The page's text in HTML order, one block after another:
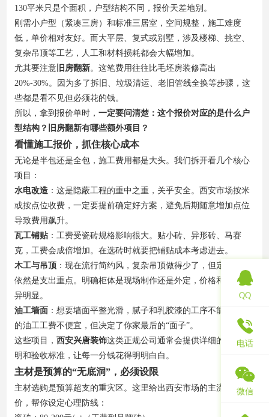
130平米只是个面积，户型结构不同，报价天差地别。
刚需小户型（紧凑三房）和标准三居室，空间规整，施工难度
低，单价相对友好。而大平层、复式或别墅，涉及楼梯、挑空、
复杂吊顶等工艺，人工和材料损耗都会大幅增加。
尤其要注意旧房翻新。这笔费用往往比毛坯房装修高出
20%-30%。因为多了拆旧、垃圾清运、老旧管线全换等步骤，这
些都是看不见但必须花的钱。
所以，拿到报价单时， 一定要问清楚：这个报价对应的是什么户
型结构？旧房翻新有哪些额外项目？
看懂施工报价，抓住核心成本
无论是半包还是全包，施工费用都是大头。我们拆开看几个核心
项目：
水电改造：这是隐蔽工程的重中之重，关乎安全。西安市场按米
或按点位收费，一定要提前确定好方案，避免后期随意增加点位
导致费用飙升。
瓦工铺贴：工费受瓷砖规格影响很大。贴小砖、异形砖、马赛
克，工费会成倍增加。在选砖时就要把铺贴成本考虑进去。
木工与吊顶 ：现在流行简约风，复杂吊顶做得少了，但定制柜体
依然是支出重点。明确柜体是现场制作还是外定，价格和效果差
异明显。
油工墙面 ：想要墙面平整光滑，腻子和乳胶漆的工序不能省。好
的油工工费不便宜，但决定了你家最后的“面子”。
这些项目， 西安兴唐装饰这类正规公司通常会提供详细的工艺说
明和验收标准，让每一分钱花得明明白白。
主材是预算的“无底洞”，必须设限
主材选购是预算超支的重灾区。这里给出西安市场的主流参考
价，帮你设定心理防线：
QQ
电话
微信